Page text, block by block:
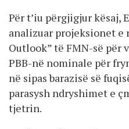
Për t’iu përgjigjur kësaj,
analizuar projeksionet e
Outlook” të FMN-së për
PBB-në nominale për
në sipas barazisë së
parasysh ndryshimet e
tjetrin.